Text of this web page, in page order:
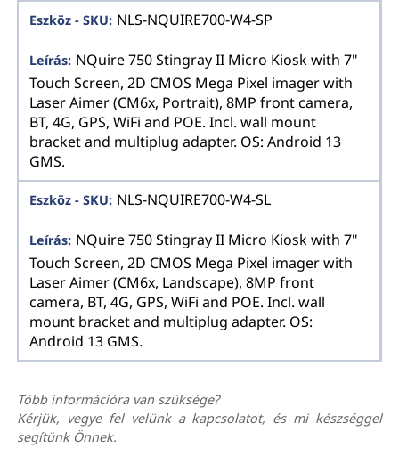
NLS-NQUIRE700-W4-SP
NQuire 750 Stingray II Micro Kiosk with 7"
Touch Screen, 2D CMOS Mega Pixel imager with
Laser Aimer (CM6x, Portrait), 8MP front camera,
BT, 4G, GPS, WiFi and POE. Incl. wall mount
bracket and multiplug adapter. OS: Android 13
GMS.
NLS-NQUIRE700-W4-SL
NQuire 750 Stingray II Micro Kiosk with 7"
Touch Screen, 2D CMOS Mega Pixel imager with
Laser Aimer (CM6x, Landscape), 8MP front
camera, BT, 4G, GPS, WiFi and POE. Incl. wall
mount bracket and multiplug adapter. OS:
Android 13 GMS.
Több információra van szüksége?
Kérjük, vegye fel velünk a kapcsolatot, és mi készséggel
segítünk Önnek.